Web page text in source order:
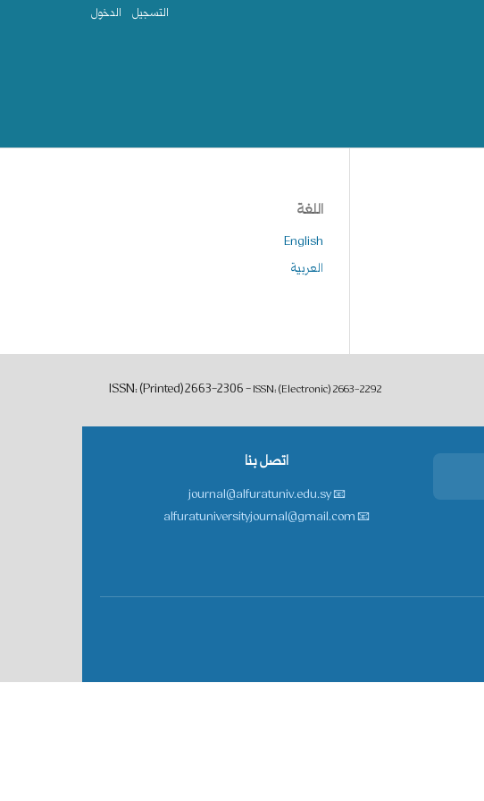
التسجيل الدخول
اللغة
English
العربية
ISSN: (Printed) 2663-2306 -ISSN: (Electronic)2663-2292
اتصل بنا
📧 journal@alfuratuniv.edu.sy
📧 alfuratuniversityjournal@gmail.com